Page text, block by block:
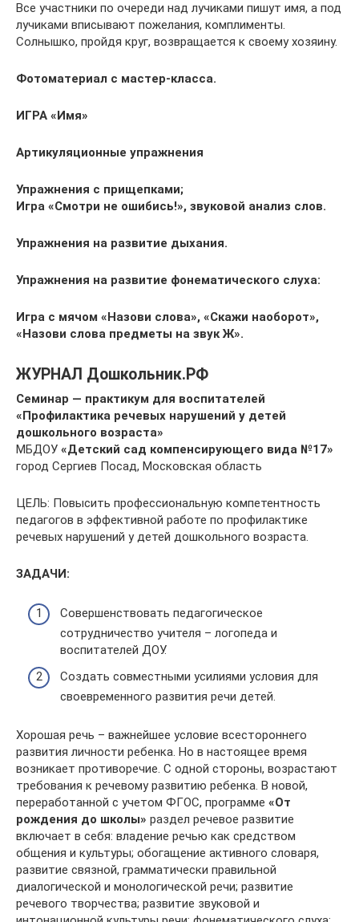
Все участники по очереди над лучиками пишут имя, а под
лучиками вписывают пожелания, комплименты.
Солнышко, пройдя круг, возвращается к своему хозяину.
Фотоматериал с мастер-класса.
ИГРА «Имя»
Артикуляционные упражнения
Упражнения с прищепками;
Игра «Смотри не ошибись!», звуковой анализ слов.
Упражнения на развитие дыхания.
Упражнения на развитие фонематического слуха:
Игра с мячом «Назови слова», «Скажи наоборот»,
«Назови слова предметы на звук Ж».
ЖУРНАЛ Дошкольник.РФ
Семинар — практикум для воспитателей
«Профилактика речевых нарушений у детей
дошкольного возраста»
МБДОУ «Детский сад компенсирующего вида №17»
город Сергиев Посад, Московская область
ЦЕЛЬ: Повысить профессиональную компетентность
педагогов в эффективной работе по профилактике
речевых нарушений у детей дошкольного возраста.
ЗАДАЧИ:
Совершенствовать педагогическое
сотрудничество учителя – логопеда и
воспитателей ДОУ.
Создать совместными усилиями условия для
своевременного развития речи детей.
Хорошая речь – важнейшее условие всестороннего
развития личности ребенка. Но в настоящее время
возникает противоречие. С одной стороны, возрастают
требования к речевому развитию ребенка. В новой,
переработанной с учетом ФГОС, программе «От
рождения до школы» раздел речевое развитие
включает в себя: владение речью как средством
общения и культуры; обогащение активного словаря,
развитие связной, грамматически правильной
диалогической и монологической речи; развитие
речевого творчества; развитие звуковой и